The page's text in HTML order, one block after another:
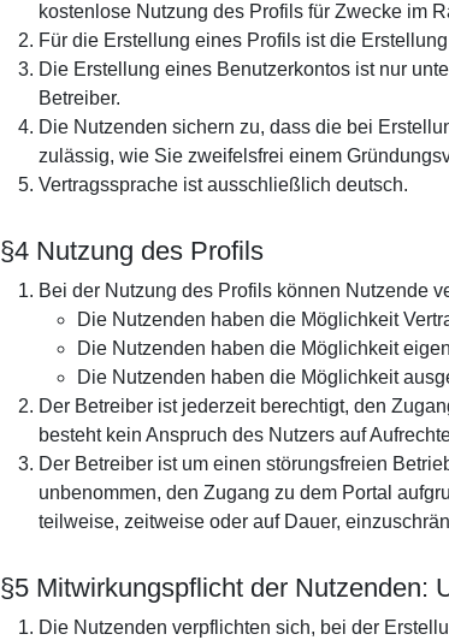
kostenlose Nutzung des Profils für Zwecke im
Für die Erstellung eines Profils ist die
Die Erstellung eines Benutzerkontos ist nur
Betreiber.
Die Nutzenden sichern zu, dass die bei
zulässig, wie Sie zweifelsfrei einem
Vertragssprache ist ausschließlich deutsch.
§4 Nutzung des Profils
Bei der Nutzung des Profils können Nutzende
Die Nutzenden haben die Möglichkeit
Die Nutzenden haben die Möglichkeit
Die Nutzenden haben die Möglichkeit
Der Betreiber ist jederzeit berechtigt, den
besteht kein Anspruch des Nutzers auf
Der Betreiber ist um einen störungsfreien
unbenommen, den Zugang zu dem Portal
teilweise, zeitweise oder auf Dauer,
§5 Mitwirkungspflicht der Nutzenden:
Die Nutzenden verpflichten sich, bei der